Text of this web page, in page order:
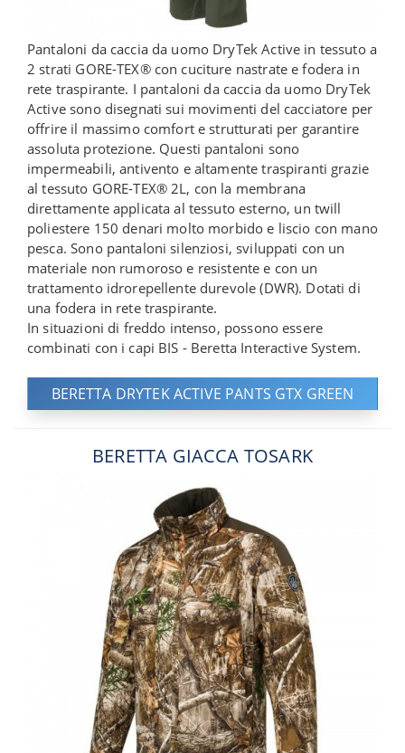
Pantaloni da caccia da uomo DryTek Active in tessuto a
2 strati GORE-TEX® con cuciture nastrate e fodera in
rete traspirante. I pantaloni da caccia da uomo DryTek
Active sono disegnati sui movimenti del cacciatore per
offrire il massimo comfort e strutturati per garantire
assoluta protezione. Questi pantaloni sono
impermeabili, antivento e altamente traspiranti grazie
al tessuto GORE-TEX® 2L, con la membrana
direttamente applicata al tessuto esterno, un twill
poliestere 150 denari molto morbido e liscio con mano
pesca. Sono pantaloni silenziosi, sviluppati con un
materiale non rumoroso e resistente e con un
trattamento idrorepellente durevole (DWR). Dotati di
una fodera in rete traspirante.
In situazioni di freddo intenso, possono essere
combinati con i capi BIS - Beretta Interactive System.
BERETTA DRYTEK ACTIVE PANTS GTX GREEN
BERETTA GIACCA TOSARK